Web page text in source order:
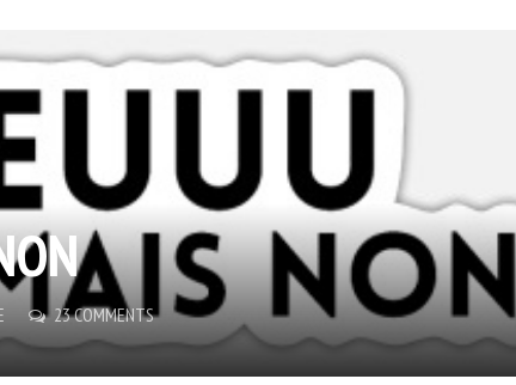
23 COMMENTS